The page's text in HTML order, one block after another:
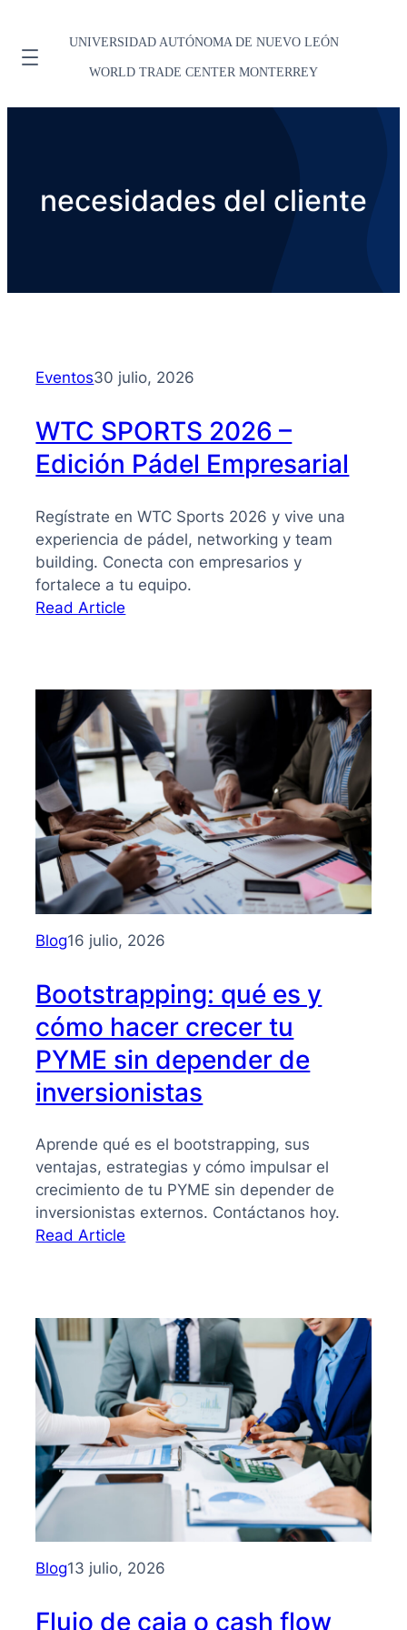
UNIVERSIDAD AUTÓNOMA DE NUEVO LEÓN
WORLD TRADE CENTER MONTERREY
necesidades del cliente
Eventos30 julio, 2026
WTC SPORTS 2026 –
Edición Pádel Empresarial
Regístrate en WTC Sports 2026 y vive una
experiencia de pádel, networking y team
building. Conecta con empresarios y
fortalece a tu equipo.
Read Article
–
Edición
Pádel
Empresarial
Blog16 julio, 2026
Bootstrapping: qué es y
cómo hacer crecer tu
PYME sin depender de
inversionistas
Aprende qué es el bootstrapping, sus
ventajas, estrategias y cómo impulsar el
crecimiento de tu PYME sin depender de
inversionistas externos. Contáctanos hoy.
Read Article
y
cómo
hacer
crecer
tu
PYME
sin
depender
inversionistas
Blog13 julio, 2026
Flujo de caja o cash flow